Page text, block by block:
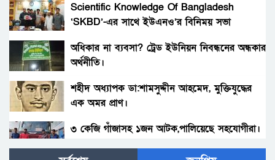
Scientific Knowledge Of Bangladesh
‘SKBD’-এর সাথে ইউএনও’র বিনিময় সভা
অধিকার না ব্যবসা? ট্রেড ইউনিয়ন নিবন্ধনের অন্ধকার
অর্থনীতি।
শহীদ অধ্যাপক ডা:শামসুদ্দীন আহমেদ, মুক্তিযুদ্ধের
এক অমর প্রাণ।
৩ কেজি গাঁজাসহ ১জন আটক,পালিয়েছে সহযোগীরা।